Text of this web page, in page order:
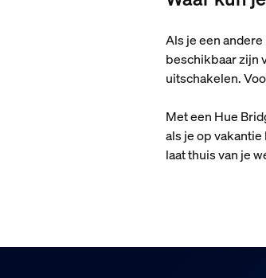
Als je een
beschikbaar zijn
uitschakelen.
Met een Hue
als je op
laat thuis van je